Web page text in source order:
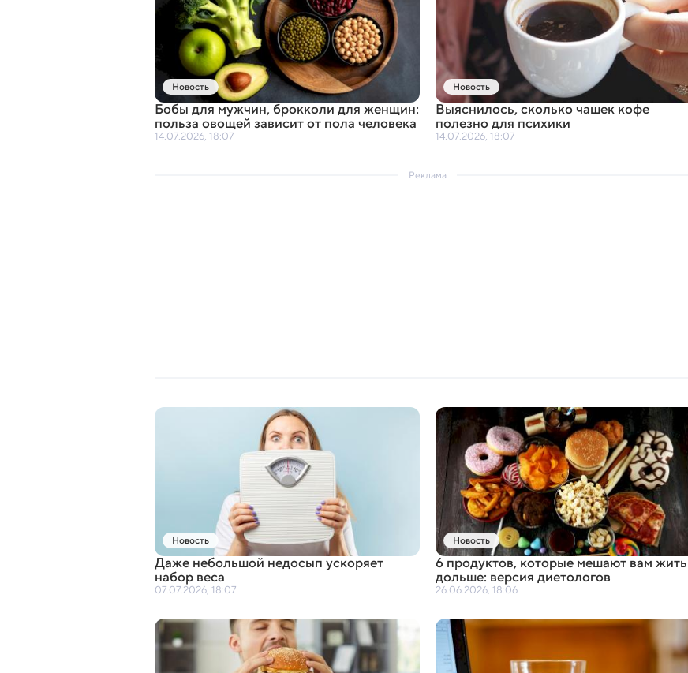
Новость
Бобы для мужчин,брокколи для женщин:
польза овощей зависит от пола человека
14.07.2026, 18:07
Реклама
Новость
Выяснилось,сколько чашек кофе
полезно для психики
14.07.2026, 18:07
Новость
Даже небольшой недосып ускоряет
набор веса
07.07.2026, 18:07
Новость
6 продуктов,которые мешают вам жить
дольше: версия диетологов
26.06.2026, 18:06